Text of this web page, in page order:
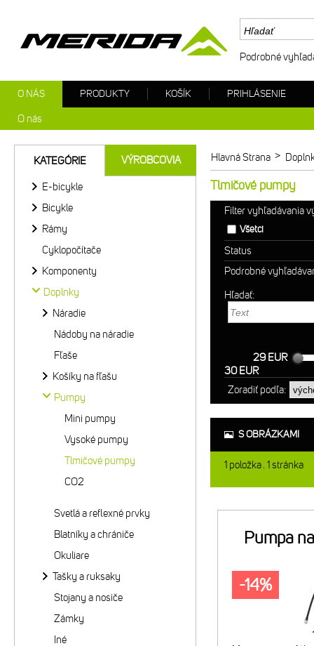
Hlavná Strana >
Tlmičové pumpy
Filter vyhľadávania
Všetci
Status
Podrobné
Hľadať:
29 EUR
30 EUR
Zoradiť podľa:
S OBRÁZKAMI
1 položka 1stránka
Pumpa
-14%
KATEGÓRIE VÝROBCOVIA
E-bicykle
Bicykle
Rámy
Cyklopočítače
Komponenty
Doplnky
Náradie
Nádoby na náradie
Fľaše
Košíky na fľašu
Pumpy
Mini pumpy
Vysoké pumpy
Tlmičové pumpy
CO2
Svetlá a reflexné prvky
Blatníky a chrániče
Okuliare
Tašky a ruksaky
Stojany a nosiče
Zámky
Iné
Podrobné
O NÁS
O nás
PRODUKTY KOŠÍK PRIHLÁSENIE